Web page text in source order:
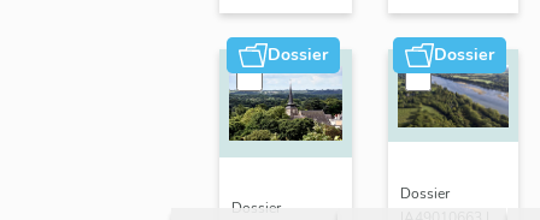
Dossier
Dossier
Dossier
Dossier